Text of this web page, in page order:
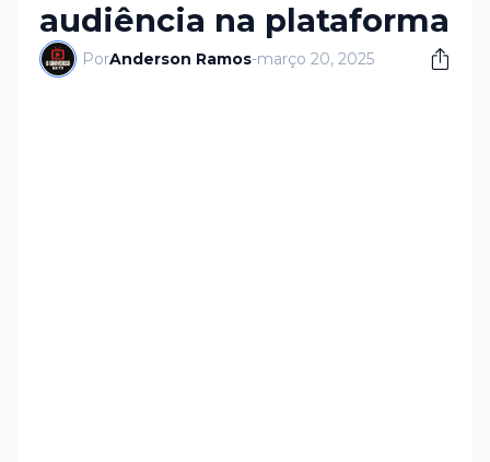
audiência na plataforma
PorAnderson Ramos-março 20, 2025